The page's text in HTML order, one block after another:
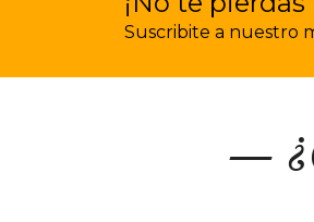
Suscribite a nuestro